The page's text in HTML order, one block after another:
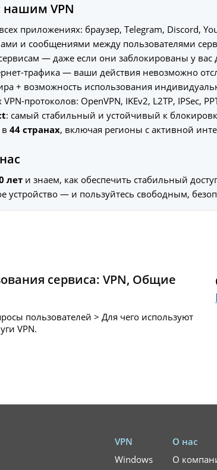
нашим VPN
приложениях: браузер, Telegram, Discord,
и сообщениями между пользователями
— даже если они заблокированы у вас
трафика — ваши действия невозможно
+ возможность использования
протоколов: OpenVPN, IKEv2, L2TP, IPSec,
: самый стабильный и устойчивый к
44 странах, включая регионы с активной
лет и знаем, как обеспечить стабильный
устройство — и пользуйтесь свободным,
сервиса: VPN, Общие
пользователей > Для чего используют
VPN.
VPN
Windows
О нас
О